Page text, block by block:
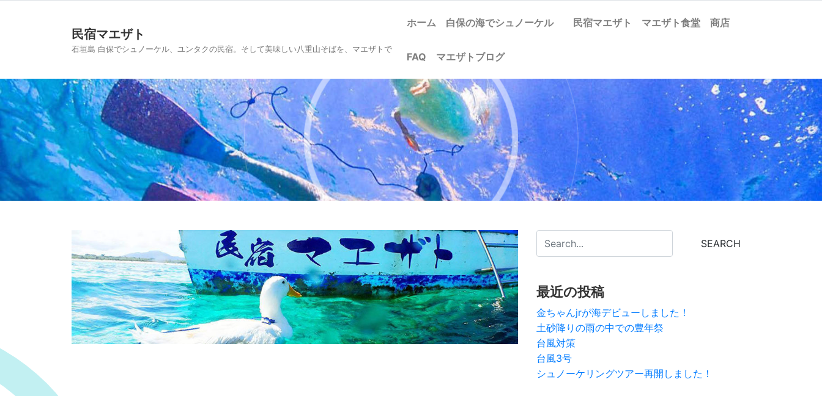
民宿マエザト
石垣島 白保でシュノーケル、ユンタクの民宿。そして美味しい八重山そばを、マエザトで
ホーム 白保の海でシュノーケル 民宿マエザト マエザト食堂 商店
FAQ マエザトブログ
最近の投稿
金ちゃんjrが海デビューしました！
土砂降りの雨の中での豊年祭
台風対策
台風3号
シュノーケリングツアー再開しました！